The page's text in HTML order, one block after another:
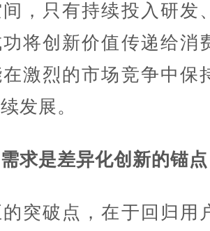
，只有持续投入研发
功将创新价值传递给消
激烈的市场竞争中保
发展。
求是差异化创新的锚点
破点，在于回归用